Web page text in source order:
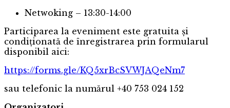
Netwoking – 13:30-14:00
Participarea la eveniment este gratuita și
condiționată de înregistrarea prin formularul
disponibil aici:
https://forms.gle/KQ5xrBcSVWJAQeNm7
sau telefonic la numărul +40 753 024 152